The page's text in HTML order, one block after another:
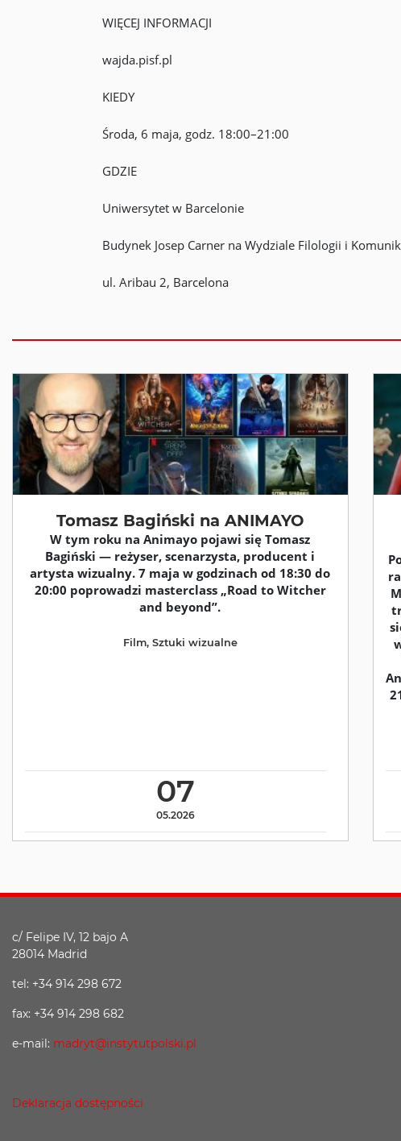
WIĘCEJ INFORMACJI
wajda.pisf.pl
KIEDY
Środa, 6 maja, godz. 18:00–21:00
GDZIE
Uniwersytet w Barcelonie
Budynek Josep Carner na Wydziale Filologii i
ul. Aribau 2, Barcelona
Tomasz Bagiński na ANIMAYO
W tym roku na Animayo pojawi się Tomasz
Bagiński — reżyser, scenarzysta, producent i
artysta wizualny. 7 maja w godzinach od 18:30 do
20:00 poprowadzi masterclass „Road to Witcher
and beyond”.
07
05.2026
Film, Sztuki wizualne
c/ Felipe IV, 12 bajo A
28014 Madrid
tel: +34 914 298 672
fax: +34 914 298 682
e-mail: madryt@instytutpolski.pl
Deklaracja dostępności